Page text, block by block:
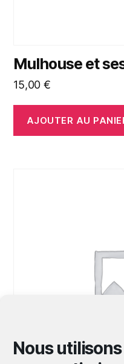
Nous
Mulhouse et
15,00 €
AJOUTER AU